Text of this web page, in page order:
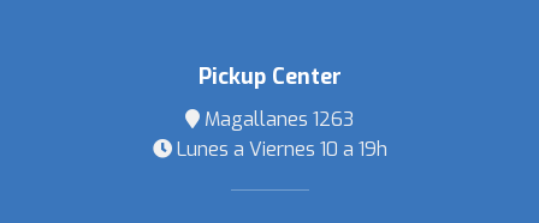
Pickup Center
Magallanes 1263
Lunes a Viernes 10 a 19h